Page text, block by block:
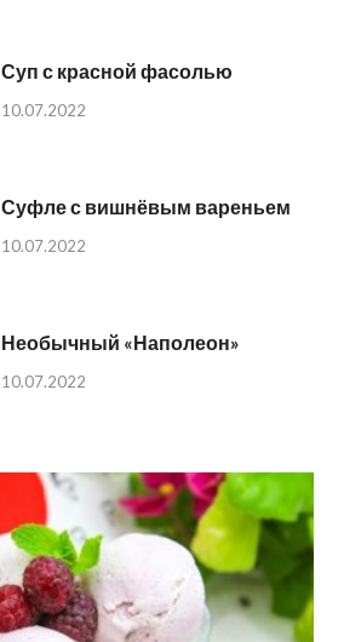
Суп с красной фасолью
10.07.2022
Суфле с вишнёвым вареньем
10.07.2022
Необычный «Наполеон»
10.07.2022